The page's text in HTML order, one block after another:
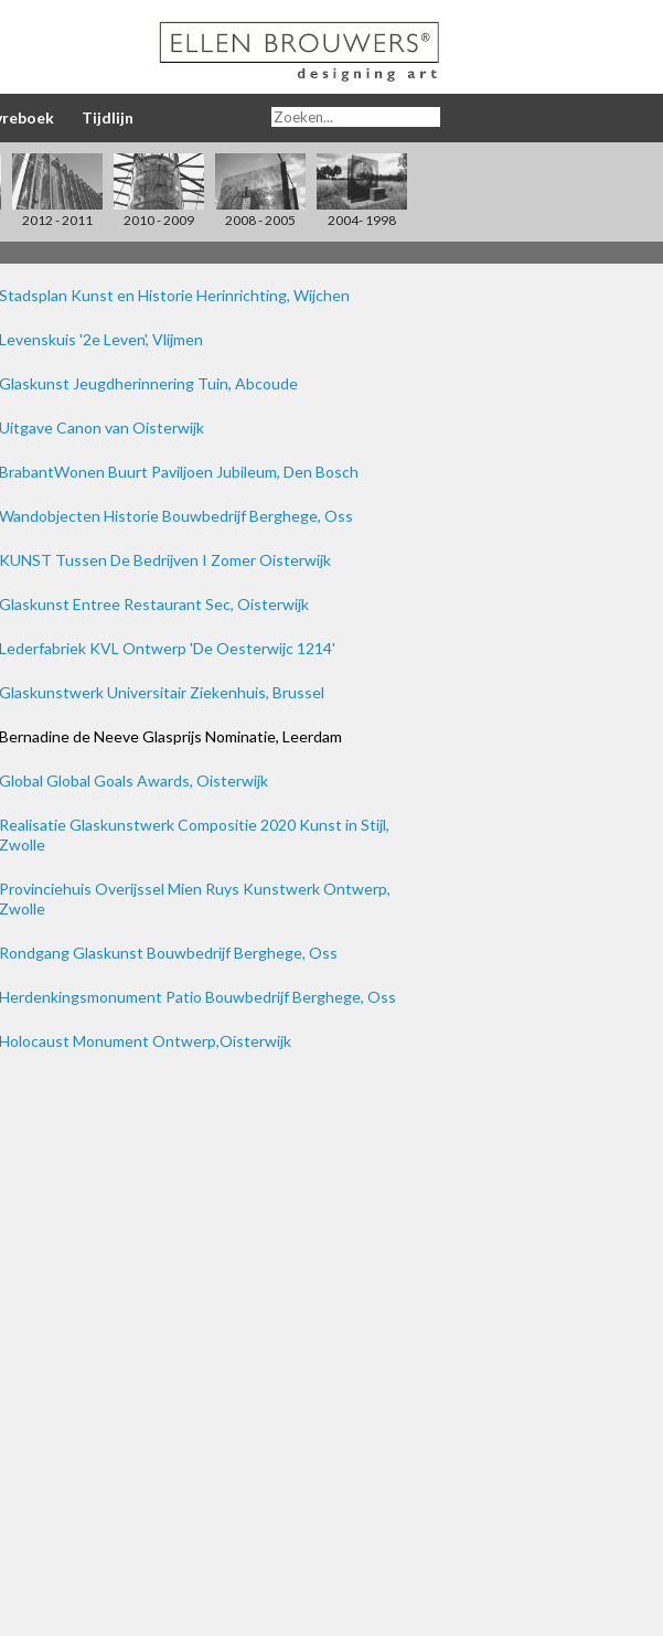
Tijdlijn
2012 - 2011 2010 - 2009 2008 - 2005 2004- 1998
Stadsplan Kunst en Historie Herinrichting, Wijchen
Levenskuis '2e Leven', Vlijmen
Glaskunst Jeugdherinnering Tuin, Abcoude
Uitgave Canon van Oisterwijk
BrabantWonen Buurt Paviljoen Jubileum, Den Bosch
Wandobjecten Historie Bouwbedrijf Berghege, Oss
KUNST Tussen De Bedrijven I Zomer Oisterwijk
Glaskunst Entree Restaurant Sec, Oisterwijk
Lederfabriek KVL Ontwerp 'De Oesterwijc 1214'
Glaskunstwerk Universitair Ziekenhuis, Brussel
Bernadine de Neeve Glasprijs Nominatie, Leerdam
Global Global Goals Awards, Oisterwijk
Realisatie Glaskunstwerk Compositie 2020 Kunst in Stijl,
Zwolle
Provinciehuis Overijssel Mien Ruys Kunstwerk Ontwerp,
Zwolle
Rondgang Glaskunst Bouwbedrijf Berghege, Oss
Herdenkingsmonument Patio Bouwbedrijf Berghege, Oss
Holocaust Monument Ontwerp,Oisterwijk